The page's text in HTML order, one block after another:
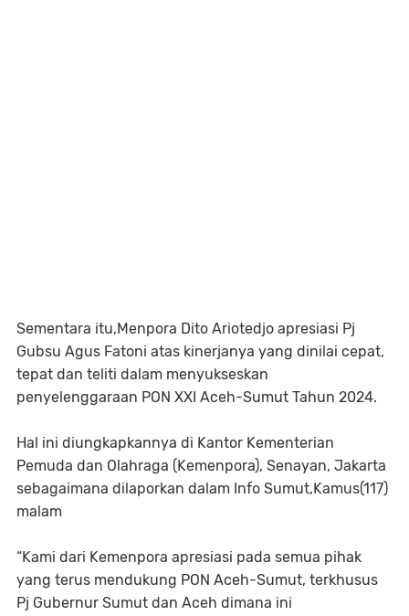
Sementara itu,Menpora Dito Ariotedjo apresiasi Pj
Gubsu Agus Fatoni atas kinerjanya yang dinilai cepat,
tepat dan teliti dalam menyukseskan
penyelenggaraan PON XXI Aceh-Sumut Tahun 2024.
Hal ini diungkapkannya di Kantor Kementerian
Pemuda dan Olahraga (Kemenpora), Senayan, Jakarta
sebagaimana dilaporkan dalam Info Sumut,Kamus(117)
malam
“Kami dari Kemenpora apresiasi pada semua pihak
yang terus mendukung PON Aceh-Sumut, terkhusus
Pj Gubernur Sumut dan Aceh dimana ini